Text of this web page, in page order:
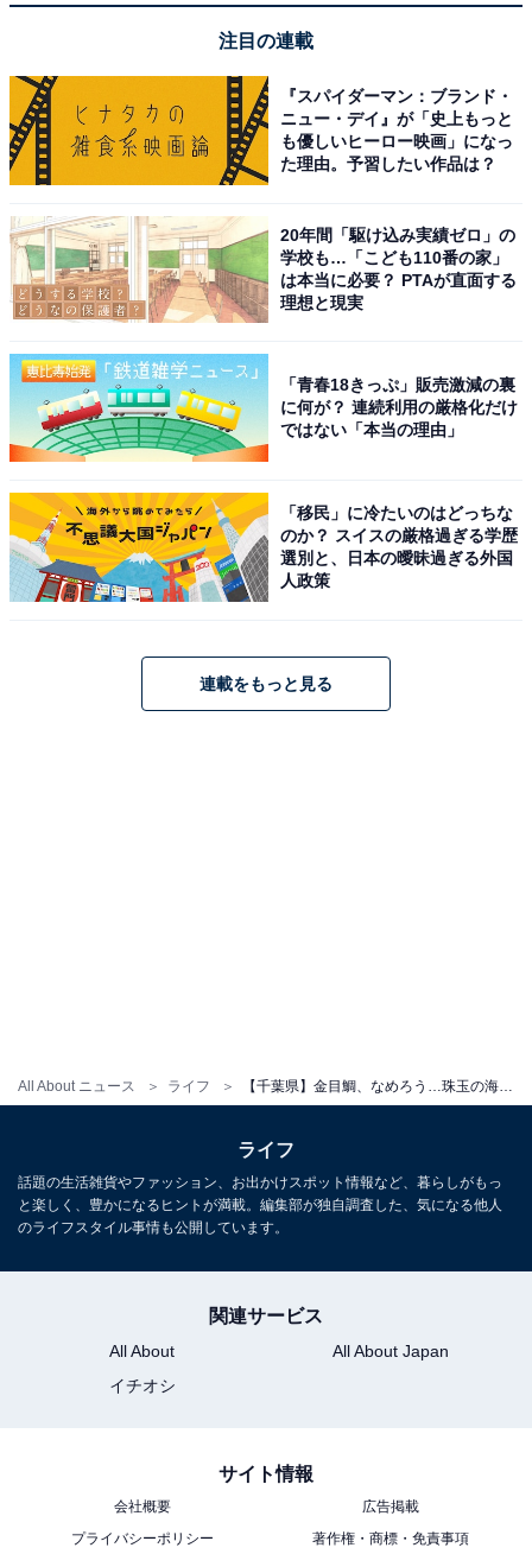
All About ニュース ライフ
銚子は「金目鯛」「イワシ」の水揚げで全国的に名高
く、宿での鮮魚料理はもちろん、温泉街周辺の食堂でも
新鮮な海の幸を気軽に堪能できます。
江戸時代から続く伝統の「銚子醤油」を使った料理や、
銚子電鉄の名物「ぬれ煎餅」もはずせません。
周辺は、99段の階段を登った先の絶景が広がる「犬吠埼
灯台」やレトロな車両が魅力の「銚子電鉄」の鉄道旅な
ど、観光も充実。地球の丸さを実感できる水平線を眺め
ながらの入浴は、犬吠埼ならではの体験です。
犬吠埼温泉周辺のホテル・旅館を楽天トラベルで見る
じめご了承ください。また、記事中の宿泊プランを予約
すると、売上の一部がオールアバウトに還元されること
【千葉県】「美味しい海の幸が食べられる」グ
注目の連載
『スパイダーマン：ブランド・
ニュー・デイ』が「史上もっと
も優しいヒーロー映画」になっ
た理由。予習したい作品は？
20年間「駆け込み実績ゼロ」の
学校も…「こども110番の家」
は本当に必要？ PTAが直面する
理想と現実
「青春18きっぷ」販売激減の裏
に何が？ 連続利用の厳格化だけ
ではない「本当の理由」
「移民」に冷たいのはどっちな
のか？ スイスの厳格過ぎる学歴
選別と、日本の曖昧過ぎる外国
人政策
連載をもっと見る
ライフ
話題の生活雑貨やファッション、お出かけスポット情報など、暮らしがもっ
と楽しく、豊かになるヒントが満載。編集部が独自調査した、気になる他人
のライフスタイル事情も公開しています。
関連サービス
All About
All About Japan
イチオシ
サイト情報
会社概要
広告掲載
プライバシーポリシー
著作権・商標・免責事項